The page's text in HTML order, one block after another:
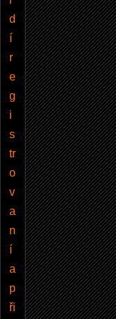
d
í
r
e
g
i
s
tr
o
v
a
n
í
a
p
ři